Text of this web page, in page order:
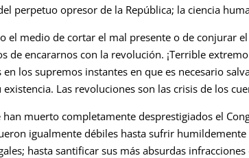
perpetuo opresor de la República; la ciencia
el medio de cortar el mal presente o de conjurar
de encararnos con la revolución. ¡Terrible
en los supremos instantes en que es necesario
existencia. Las revoluciones son las crisis de los
han muerto completamente desprestigiados el
igualmente débiles hasta sufrir humildemente
hasta santificar sus más absurdas infracciones